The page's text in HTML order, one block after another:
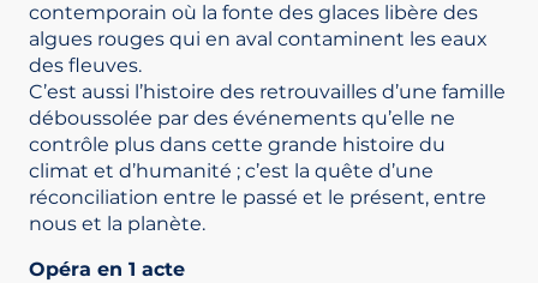
contemporain où la fonte des glaces libère des
algues rouges qui en aval contaminent les eaux
des fleuves.
C’est aussi l’histoire des retrouvailles d’une famille
déboussolée par des événements qu’elle ne
contrôle plus dans cette grande histoire du
climat et d’humanité ; c’est la quête d’une
réconciliation entre le passé et le présent, entre
nous et la planète.
Opéra en 1 acte